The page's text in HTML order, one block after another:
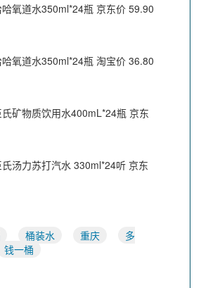
氧道水350ml*24瓶 京东价 59.90
氧道水350ml*24瓶 淘宝价 36.80
矿物质饮用水400mL*24瓶 京东
汤力苏打汽水 330ml*24听 京东
桶装水 重庆
多
钱一桶